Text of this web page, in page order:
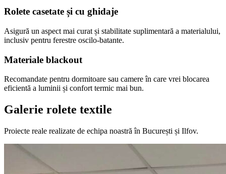
Rolete casetate și cu ghidaje
Asigură un aspect mai curat și stabilitate suplimentară a materialului,
inclusiv pentru ferestre oscilo-batante.
Materiale blackout
Recomandate pentru dormitoare sau camere în care vrei blocarea
eficientă a luminii și confort termic mai bun.
Galerie rolete textile
Proiecte reale realizate de echipa noastră în București și Ilfov.